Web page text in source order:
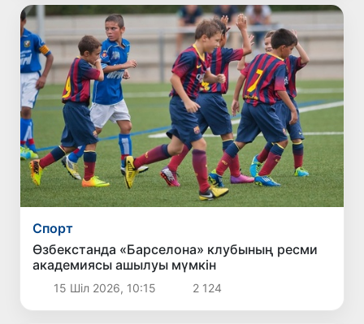
Спорт
Өзбекстанда «Барселона» клубының ресми
академиясы ашылуы мүмкін
15 Шіл 2026, 10:15 2 124